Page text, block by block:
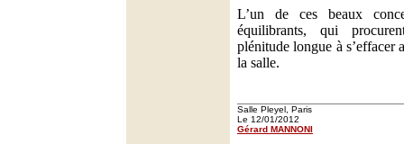
L’un de ces beaux
équilibrants, qui
plénitude longue à s’effacer
la salle.
Salle Pleyel, Paris
Le 12/01/2012
Gérard MANNONI